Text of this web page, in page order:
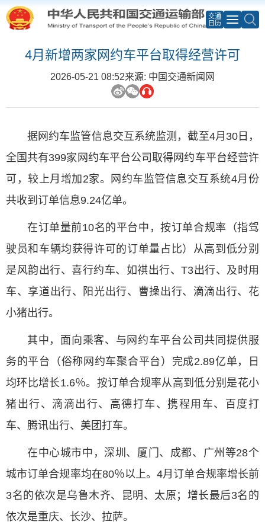
交通
日历
4月新增两家网约车平台取得经营许可
2026-05-21 08:52来源: 中国交通新闻网
据网约车监管信息交互系统监测，截至4月30日，
全国共有399家网约车平台公司取得网约车平台经营许
可，较上月增加2家。网约车监管信息交互系统4月份
共收到订单信息9.24亿单。
在订单量前10名的平台中，按订单合规率（指驾
驶员和车辆均获得许可的订单量占比）从高到低分别
是风韵出行、喜行约车、如祺出行、T3出行、及时用
车、享道出行、阳光出行、曹操出行、滴滴出行、花
小猪出行。
其中，面向乘客、与网约车平台公司共同提供服
务的平台（俗称网约车聚合平台）完成2.89亿单，日
均环比增长1.6％。按订单合规率从高到低分别是花小
猪出行、滴滴出行、高德打车、携程用车、百度打
车、腾讯出行、美团打车。
在中心城市中，深圳、厦门、成都、广州等28个
城市订单合规率均在80％以上。4月订单合规率增长前
3名的依次是乌鲁木齐、昆明、太原；增长最后3名的
依次是重庆、长沙、拉萨。